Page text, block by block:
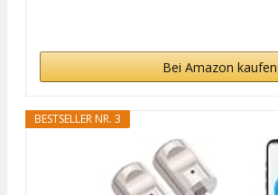
Bei Amazon kaufen
BESTSELLER NR. 3